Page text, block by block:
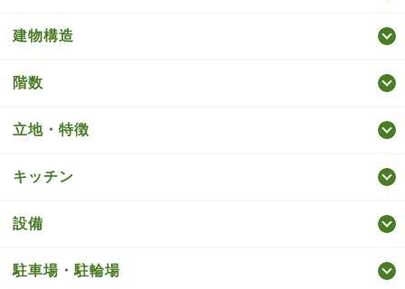
建物構造
階数
立地・特徴
キッチン
設備
駐車場・駐輪場